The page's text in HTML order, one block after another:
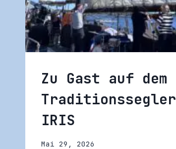
Zu Gast auf dem
Traditionssegler
IRIS
Mai 29, 2026